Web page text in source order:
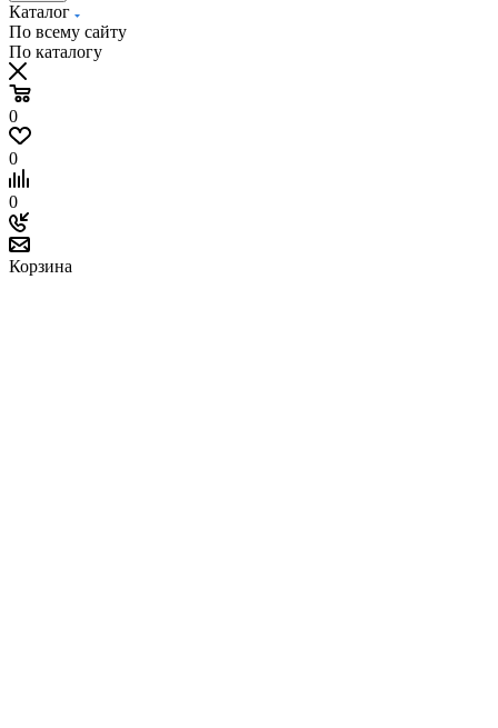
Каталог
По всему сайту
По каталогу
0
0
0
Корзина